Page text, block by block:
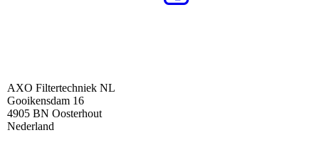
AXO Filtertechniek NL
Gooikensdam 16
4905 BN Oosterhout
Nederland